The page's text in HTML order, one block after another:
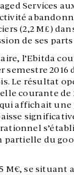
Services
(2,2 M£)
de ses
l’Ebitda
semestre
Le résultat
courante de
affichait
partielle du
M€, se situant